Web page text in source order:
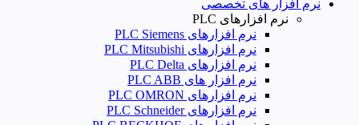
نرم افزار های تخصصی
نرم افزارهای PLC
نرم افزارهای PLC Siemens
نرم افزارهای PLC Mitsubishi
نرم‌ افزارهای PLC Delta
نرم افزار های PLC ABB
نرم افزارهای PLC OMRON
نرم افزارهای PLC Schneider